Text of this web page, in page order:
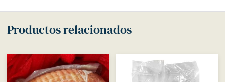
Productos relacionados